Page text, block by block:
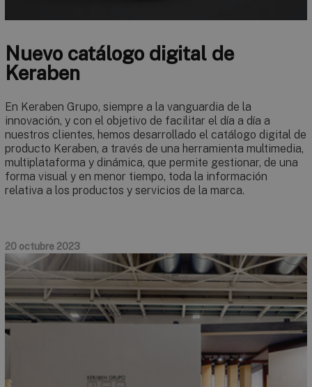
Nuevo catálogo digital de
Keraben
En Keraben Grupo, siempre a la vanguardia de la
innovación, y con el objetivo de facilitar el día a día a
nuestros clientes, hemos desarrollado el catálogo digital de
producto Keraben, a través de una herramienta multimedia,
multiplataforma y dinámica, que permite gestionar, de una
forma visual y en menor tiempo, toda la información
relativa a los productos y servicios de la marca.
20 octubre 2023